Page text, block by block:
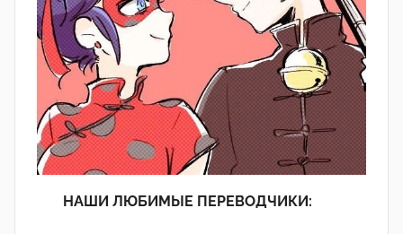
НАШИ ЛЮБИМЫЕ ПЕРЕВОДЧИКИ: